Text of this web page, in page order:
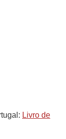
Livro de